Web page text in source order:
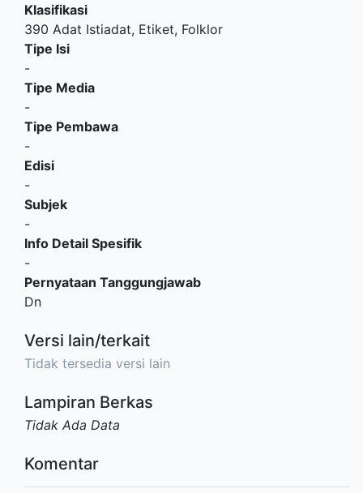
Klasifikasi
390 Adat Istiadat, Etiket, Folklor
Tipe Isi
-
Tipe Media
-
Tipe Pembawa
-
Edisi
-
Subjek
-
Info Detail Spesifik
-
Pernyataan Tanggungjawab
Dn
Versi lain/terkait
Tidak tersedia versi lain
Lampiran Berkas
Tidak Ada Data
Komentar